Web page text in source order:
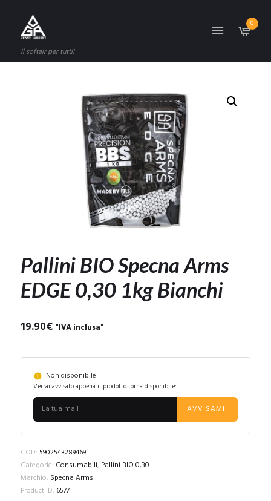
Il softair per tutti!
0
Pallini BIO Specna Arms
EDGE 0,30 1kg Bianchi
19.90€ "IVA inclusa"
Non disponibile
Verrai avvisato appena il prodotto torna disponibile:
AVVISAMI!
COD: 5902543289469
Categorie: Consumabili, Pallini BIO 0,30
Marchio: Specna Arms
Product ID: 6577